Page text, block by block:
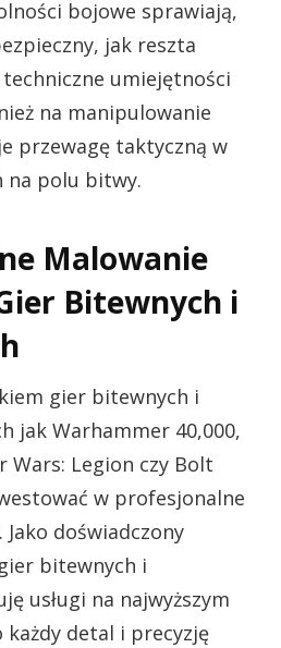
bojowe sprawiają,
jak reszta
umiejętności
na manipulowanie
przewagę taktyczną w
na polu bitwy.
Malowanie
Bitewnych i
gier bitewnych i
jak Warhammer 40,000,
Wars: Legion czy Bolt
w profesjonalne
doświadczony
bitewnych i
usługi na najwyższym
detal i precyzję